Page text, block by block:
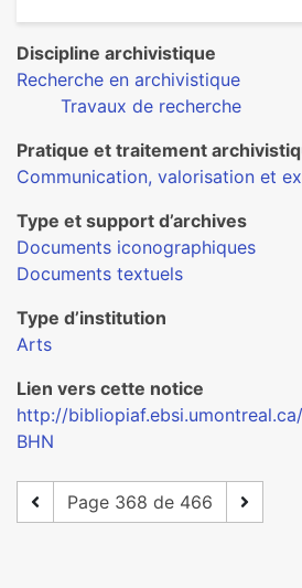
Discipline archivistique
Recherche en archivistique
Travaux de recherche
Pratique et traitement
Communication, valorisation et
Type et support d’archives
Documents iconographiques
Documents textuels
Type d’institution
Arts
Lien vers cette notice
http://
BHN
Page 368 de 466